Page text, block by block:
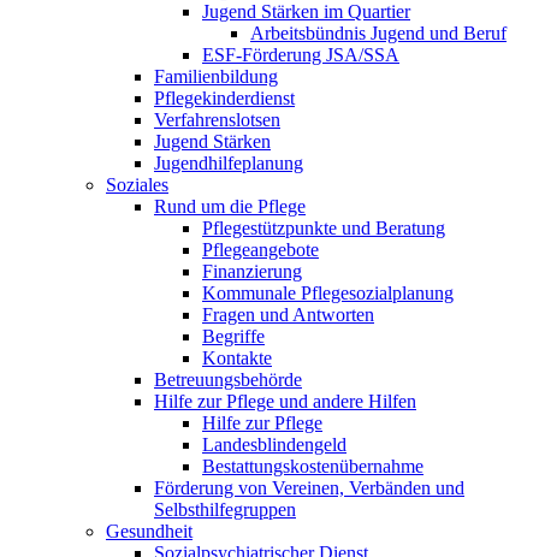
Jugend Stärken im Quartier
Arbeitsbündnis Jugend und Beruf
ESF-Förderung JSA/SSA
Familienbildung
Pflegekinderdienst
Verfahrenslotsen
Jugend Stärken
Jugendhilfeplanung
Soziales
Rund um die Pflege
Pflegestützpunkte und Beratung
Pflegeangebote
Finanzierung
Kommunale Pflegesozialplanung
Fragen und Antworten
Begriffe
Kontakte
Betreuungsbehörde
Hilfe zur Pflege und andere Hilfen
Hilfe zur Pflege
Landesblindengeld
Bestattungskosten­übernahme
Förderung von Vereinen, Verbänden und
Selbsthilfegruppen
Gesundheit
Sozialpsychiatrischer Dienst